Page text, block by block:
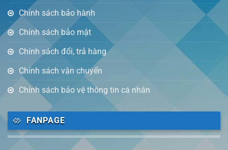
Chính sách bảo hành
Chính sách bảo mật
Chính sách đổi, trả hàng
Chính sách vận chuyển
Chính sách bảo vệ thông tin cá nhân
FANPAGE